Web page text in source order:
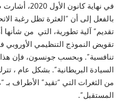
في نهاية كانون
بالفعل إلى أن “العثرة تظل رغبة
تقديم” آلية تطورية، التي من
تقويض النموذج التنظيمي
تنافسية”. وبحسب جونسون، فإن
السيادة البريطانية”. بشكل عام ،
من الثغرات التي “تقيد” الأطراف بـ
المستقبل”.